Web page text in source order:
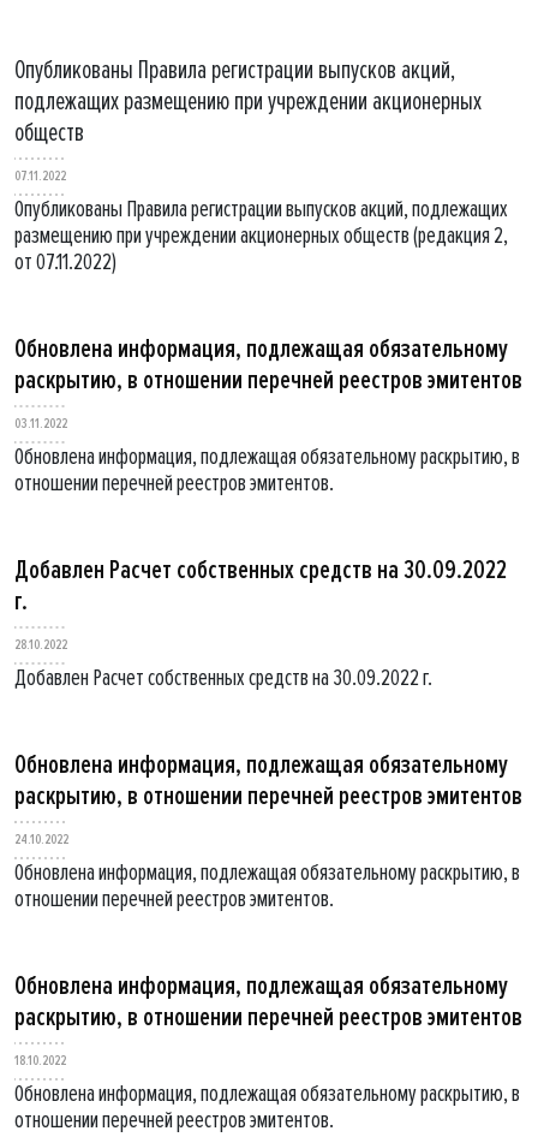
Опубликованы Правила регистрации выпусков акций,
подлежащих размещению при учреждении акционерных
обществ
07.11.2022
Опубликованы Правила регистрации выпусков акций, подлежащих
размещению при учреждении акционерных обществ (редакция 2,
от 07.11.2022)
Обновлена информация, подлежащая обязательному
раскрытию, в отношении перечней реестров эмитентов
03.11.2022
Обновлена информация, подлежащая обязательному раскрытию, в
отношении перечней реестров эмитентов.
Добавлен Расчет собственных средств на 30.09.2022
г.
28.10.2022
Добавлен Расчет собственных средств на 30.09.2022 г.
Обновлена информация, подлежащая обязательному
раскрытию, в отношении перечней реестров эмитентов
24.10.2022
Обновлена информация, подлежащая обязательному раскрытию, в
отношении перечней реестров эмитентов.
Обновлена информация, подлежащая обязательному
раскрытию, в отношении перечней реестров эмитентов
18.10.2022
Обновлена информация, подлежащая обязательному раскрытию, в
отношении перечней реестров эмитентов.